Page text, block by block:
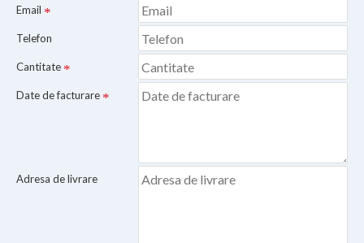
Email
Telefon
Cantitate
Date de facturare
Adresa de livrare